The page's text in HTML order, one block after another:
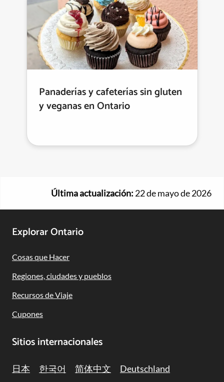
Panaderías y cafeterías sin gluten
y veganas en Ontario
Última actualización: 22 de mayo de 2026
Footer
Navigation
Explorar Ontario
Cosas que Hacer
Regiones, ciudades y pueblos
Recursos de Viaje
Cupones
Sitios internacionales
日本 한국어 简体中文 Deutschland